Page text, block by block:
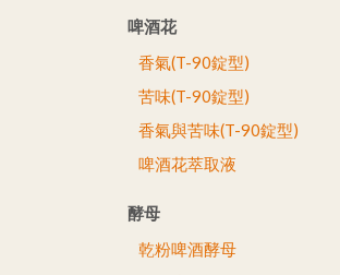
啤酒花
香氣(T-90錠型)
苦味(T-90錠型)
香氣與苦味(T-90錠型)
啤酒花萃取液
酵母
乾粉啤酒酵母